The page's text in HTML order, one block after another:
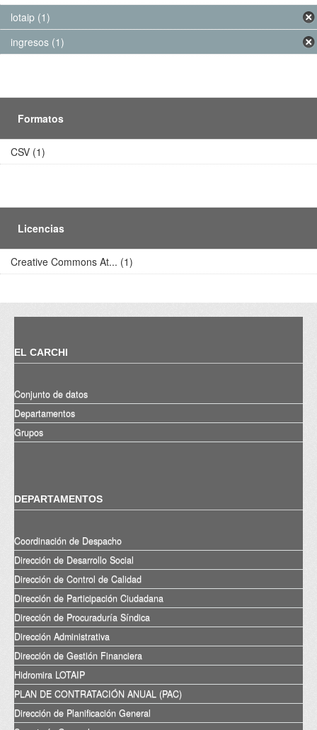
lotaip (1)
ingresos (1)
Formatos
CSV (1)
Licencias
Creative Commons At... (1)
EL CARCHI
Conjunto de datos
Departamentos
Grupos
DEPARTAMENTOS
Coordinación de Despacho
Dirección de Desarrollo Social
Dirección de Control de Calidad
Dirección de Participación Ciudadana
Dirección de Procuraduría Síndica
Dirección Administrativa
Dirección de Gestión Financiera
Hidromira LOTAIP
PLAN DE CONTRATACIÓN ANUAL (PAC)
Dirección de Planificación General